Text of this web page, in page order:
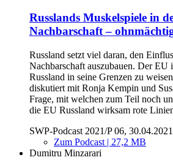
Russlands Muskelspiele in
Nachbarschaft –
Russland setzt viel daran, den
Nachbarschaft auszubauen. Der EU
Russland in seine Grenzen zu
diskutiert mit Ronja Kempin und
Frage, mit welchen zum Teil noch
die EU Russland wirksam rote
SWP-Podcast 2021/P 06, 30.04.2021
Zum Podcast | 27,2 MB
Dumitru Minzarari